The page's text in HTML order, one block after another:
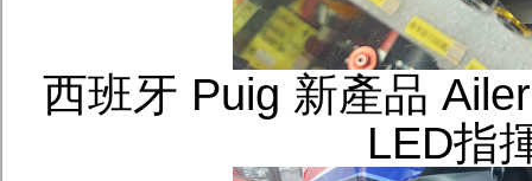
西班牙 Puig 新產品
LED指